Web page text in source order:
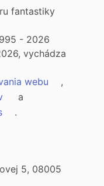
fantastiky
- 2026
vychádza
webu
,
a
.
5, 08005